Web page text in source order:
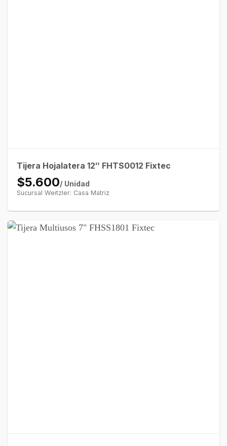
Tijera Hojalatera 12″ FHTS0012 Fixtec
$5.600/ Unidad
Sucursal Weitzler: Casa Matriz